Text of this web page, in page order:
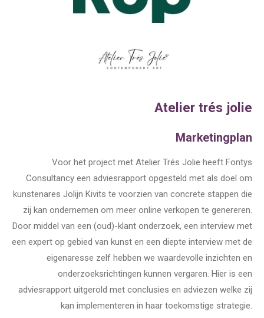
Atelier trés jolie
Marketingplan
Voor het project met Atelier Trés Jolie heeft Fontys
Consultancy een adviesrapport opgesteld met als doel om
kunstenares Jolijn Kivits te voorzien van concrete stappen die
zij kan ondernemen om meer online verkopen te genereren.
Door middel van een (oud)-klant onderzoek, een interview met
een expert op gebied van kunst en een diepte interview met de
eigenaresse zelf hebben we waardevolle inzichten en
onderzoeksrichtingen kunnen vergaren. Hier is een
adviesrapport uitgerold met conclusies en adviezen welke zij
kan implementeren in haar toekomstige strategie.